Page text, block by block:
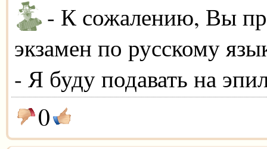
- К сожалению, Вы
экзамен по русскому
- Я буду подавать на
0